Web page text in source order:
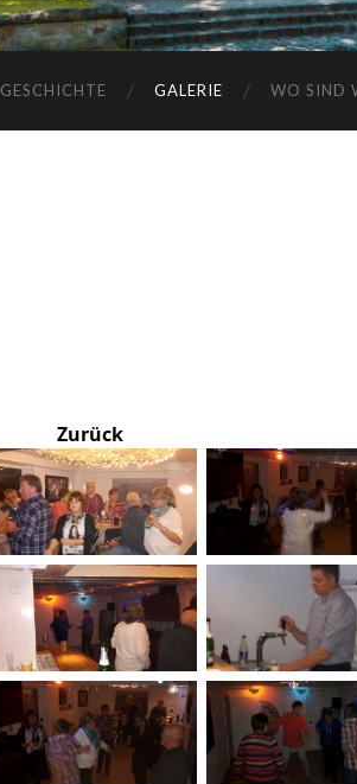
GESCHICHTE GALERIE WO SIND
Zurück